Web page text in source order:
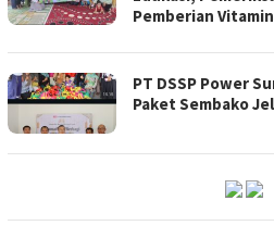
Pemberian
PT DSSP Power
Paket Sembako